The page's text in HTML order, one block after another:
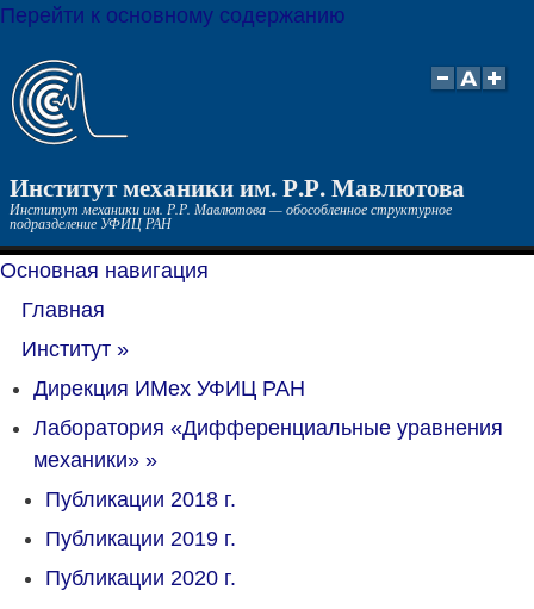
Перейти к основному содержанию
Институт механики им. Р.Р. Мавлютова
Институт механики им. Р.Р. Мавлютова — обособленное структурное
подразделение УФИЦ РАН
Основная навигация
Главная
Институт »
Дирекция ИМех УФИЦ РАН
Лаборатория «Дифференциальные уравнения
механики» »
Публикации 2018 г.
Публикации 2019 г.
Публикации 2020 г.